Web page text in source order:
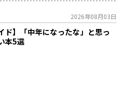
2026年08月03日
ド】「中年になったな」と思っ
本5選